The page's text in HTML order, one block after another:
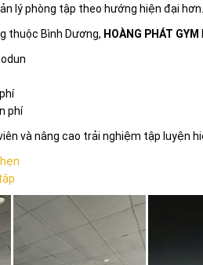
lý phòng tập theo hướng hiện đại hơn.
thuộc Bình Dương, HOÀNG PHÁT GYM
phí
và nâng cao trải nghiệm tập luyện